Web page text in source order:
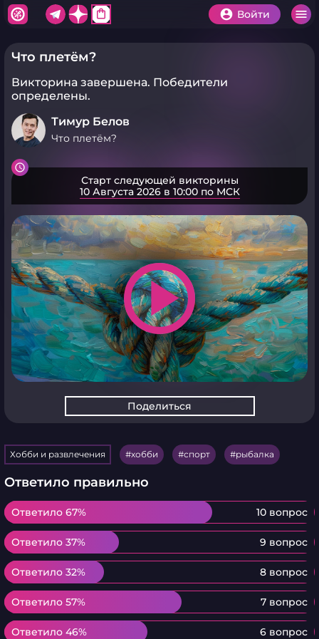
shopping_bag Войти
Что плетём?
Викторина завершена. Победители
определены.
Тимур Белов
Что плетём?
Старт следующей викторины
10 Августа 2026 в 10:00 по МСК
play_arrow
Поделиться
Хобби и развлечения хобби спорт рыбалка
Ответило правильно
Ответило 67% 10 вопрос
Ответило 67%
Ответило 37% 9 вопрос
Ответило 37%
Ответило 32% 8 вопрос
Ответило 32%
Ответило 57% 7 вопрос
Ответило 57%
Ответило 46% 6 вопрос
Ответило 46%